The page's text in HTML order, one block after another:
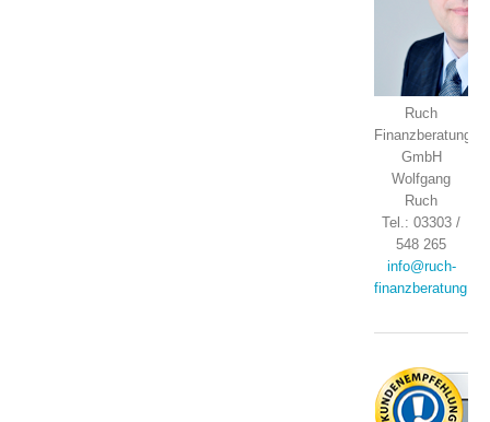
Ruch
Finanzberatung
GmbH
Wolfgang
Ruch
Tel.: 03303 /
548 265
info@ruch-
finanzberatung.de